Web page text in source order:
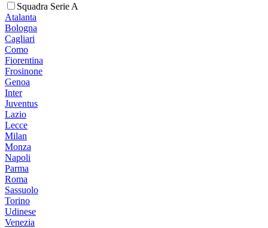
Squadra Serie A
Atalanta
Bologna
Cagliari
Como
Fiorentina
Frosinone
Genoa
Inter
Juventus
Lazio
Lecce
Milan
Monza
Napoli
Parma
Roma
Sassuolo
Torino
Udinese
Venezia